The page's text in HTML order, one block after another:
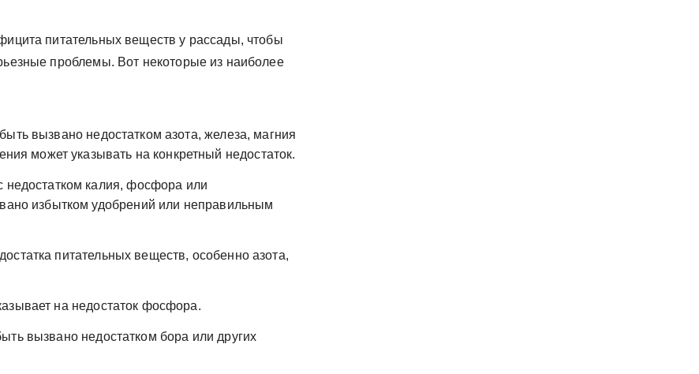
питательных веществ у рассады, чтобы
проблемы. Вот некоторые из наиболее
вызвано недостатком азота, железа, магния
может указывать на конкретный недостаток.
недостатком калия, фосфора или
избытком удобрений или неправильным
питательных веществ, особенно азота,
на недостаток фосфора.
вызвано недостатком бора или других